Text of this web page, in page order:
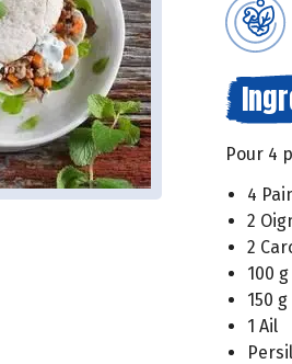
Pour 4
4
2
2
100
150
1 Ail
Persil